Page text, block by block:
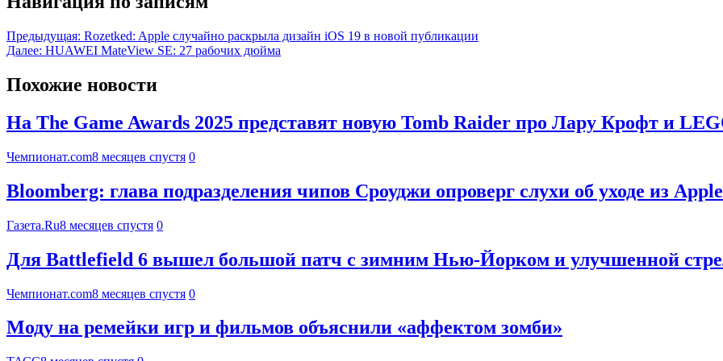
Предыдущая: Rozetked: Apple случайно раскрыла дизайн iOS 19 в новой публикации
Далее: HUAWEI MateView SE: 27 рабочих дюйма
Похожие новости
На The Game Awards 2025 представят новую Tomb Raider про Лару Крофт и
Чемпионат.com8 месяцев спустя 0
Bloomberg: глава подразделения чипов Сроуджи опроверг слухи об уходе из Apple
Газета.Ru8 месяцев спустя 0
Для Battlefield 6 вышел большой патч с зимним Нью-Йорком и улучшенной
Чемпионат.com8 месяцев спустя 0
Моду на ремейки игр и фильмов объяснили «аффектом зомби»